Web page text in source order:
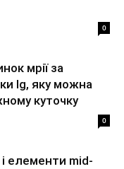
0
мрії за
lg, яку можна
куточку
0
і елементи mid-